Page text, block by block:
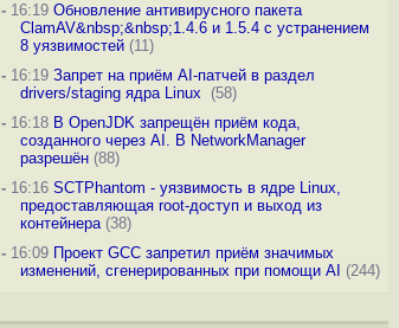
-16:19 Обновление антивирусного пакета
ClamAV&nbsp;&nbsp;1.4.6 и 1.5.4 с устранением
8 уязвимостей(11)
-16:19 Запрет на приём AI-патчей в раздел
drivers/staging ядра Linux
(58)
-16:18 В OpenJDK запрещён приём кода,
созданного через AI. В NetworkManager
разрешён(88)
-16:16 SCTPhantom - уязвимость в ядре Linux,
предоставляющая root-доступ и выход из
контейнера(38)
-16:09 Проект GCC запретил приём значимых
изменений, сгенерированных при помощи AI (244)